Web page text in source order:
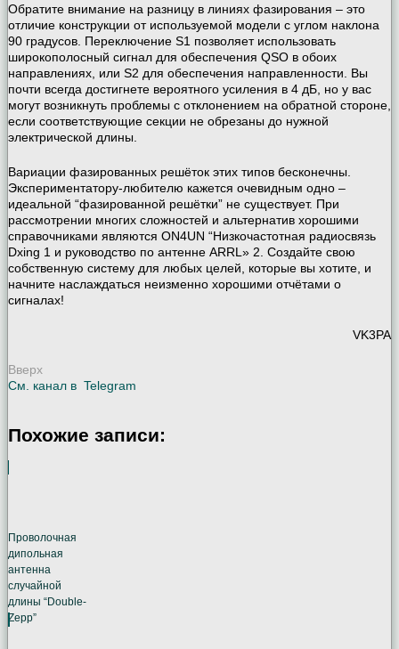
Обратите внимание на разницу в линиях фазирования – это
отличие конструкции от используемой модели с углом наклона
90 градусов. Переключение S1 позволяет использовать
широкополосный сигнал для обеспечения QSO в обоих
направлениях, или S2 для обеспечения направленности. Вы
почти всегда достигнете вероятного усиления в 4 дБ, но у вас
могут возникнуть проблемы с отклонением на обратной стороне,
если соответствующие секции не обрезаны до нужной
электрической длины.
Вариации фазированных решёток этих типов бесконечны.
Экспериментатору-любителю кажется очевидным одно –
идеальной “фазированной решётки” не существует. При
рассмотрении многих сложностей и альтернатив хорошими
справочниками являются ON4UN “Низкочастотная радиосвязь
Dxing 1 и руководство по антенне ARRL» 2. Создайте свою
собственную систему для любых целей, которые вы хотите, и
начните наслаждаться неизменно хорошими отчётами о
сигналах!
VK3PA
Вверх
См. канал в Telegram
Похожие записи:
Проволочная
дипольная
антенна
случайной
длины “Double-
Zepp”